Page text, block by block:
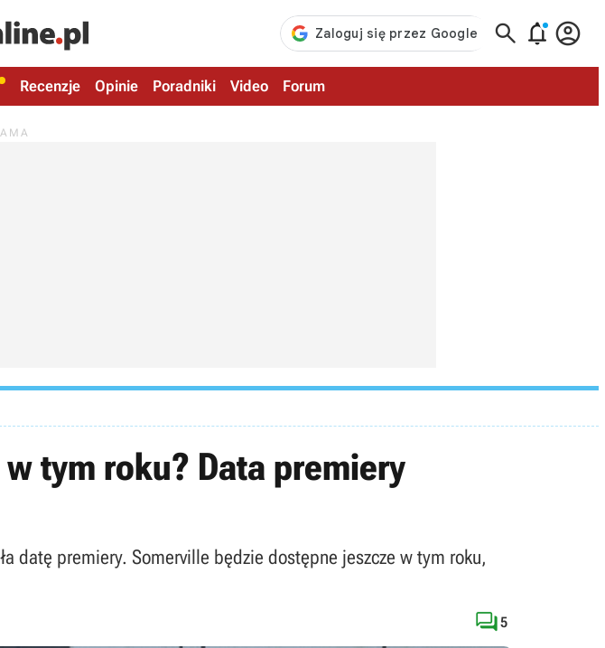
  
Recenzje Opinie Poradniki Video Forum
w tym roku? Data premiery
datę premiery. Somerville będzie dostępne jeszcze w tym roku,
5